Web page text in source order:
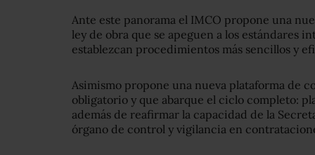
Ante este panorama el IMCO propone una
ley de obra que se apeguen a los estándares
establezcan procedimientos más sencillos y
Asimismo propone una nueva plataforma de
obligatorio y que abarque el ciclo completo:
además de reafirmar la capacidad de la
órgano de control y vigilancia en